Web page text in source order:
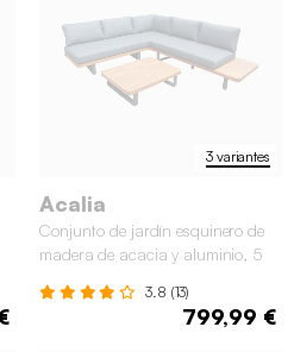
3 variantes
Acalia
Conjunto de jardín esquinero de
madera de acacia y aluminio, 5
3.8 (13)
799,99 €